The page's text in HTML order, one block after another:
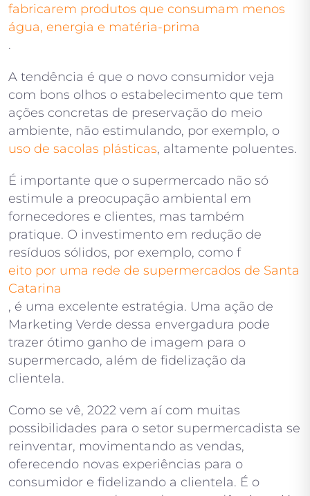
fabricarem produtos que consumam menos
água, energia e matéria-prima
.
A tendência é que o novo consumidor veja
com bons olhos o estabelecimento que tem
ações concretas de preservação do meio
ambiente, não estimulando, por exemplo, o
uso de sacolas plásticas, altamente poluentes.
É importante que o supermercado não só
estimule a preocupação ambiental em
fornecedores e clientes, mas também
pratique. O investimento em redução de
resíduos sólidos, por exemplo, como f
eito por uma rede de supermercados de Santa
Catarina
, é uma excelente estratégia. Uma ação de
Marketing Verde dessa envergadura pode
trazer ótimo ganho de imagem para o
supermercado, além de fidelização da
clientela.
Como se vê, 2022 vem aí com muitas
possibilidades para o setor supermercadista se
reinventar, movimentando as vendas,
oferecendo novas experiências para o
consumidor e fidelizando a clientela. É o